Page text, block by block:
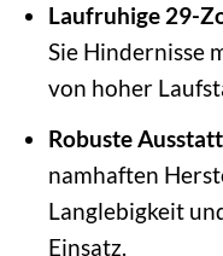
Laufruhige 29-
Sie Hindernisse
von hoher
Robuste
namhaften
Langlebigkeit
Einsatz.